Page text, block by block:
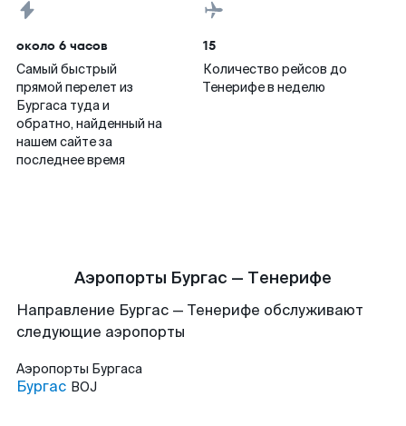
около 6 часов
Самый быстрый
прямой перелет из
Бургаса туда и
обратно, найденный на
нашем сайте за
последнее время
15
Количество рейсов до
Тенерифе в неделю
Аэропорты Бургас — Тенерифе
Направление Бургас — Тенерифе обслуживают
следующие аэропорты
Аэропорты Бургаса
Бургас BOJ